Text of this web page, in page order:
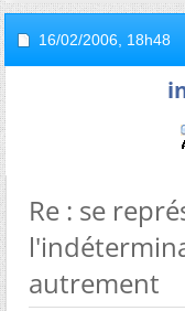
16/02/2006, 18h48
Re : se
autrement